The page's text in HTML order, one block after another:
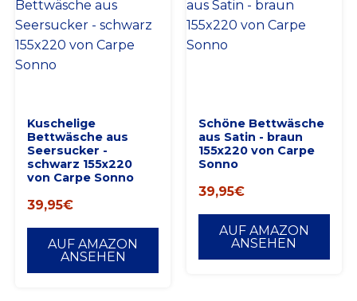
Kuschelige
Bettwäsche aus
Seersucker -
schwarz 155x220
von Carpe Sonno
39,95€
AUF AMAZON
ANSEHEN
Schöne Bettwäsche
aus Satin - braun
155x220 von Carpe
Sonno
39,95€
AUF AMAZON
ANSEHEN